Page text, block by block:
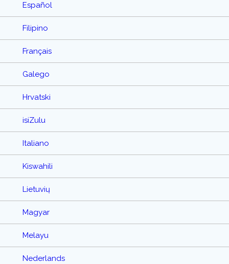
Español
Filipino
Français
Galego
Hrvatski
isiZulu
Italiano
Kiswahili
Lietuvių
Magyar
Melayu
Nederlands